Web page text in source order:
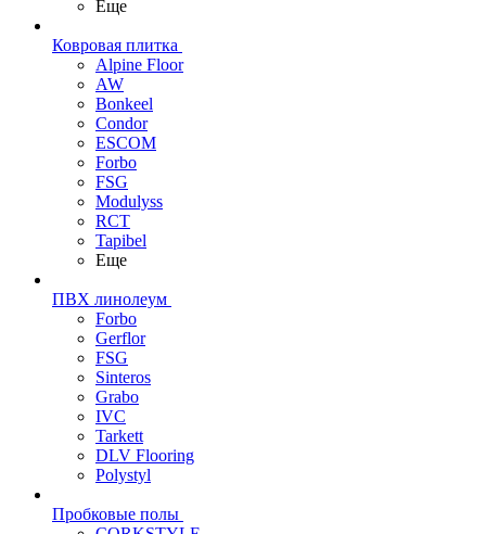
Еще
Ковровая плитка
Alpine Floor
AW
Bonkeel
Condor
ESCOM
Forbo
FSG
Modulyss
RCT
Tapibel
Еще
ПВХ линолеум
Forbo
Gerflor
FSG
Sinteros
Grabo
IVC
Tarkett
DLV Flooring
Polystyl
Пробковые полы